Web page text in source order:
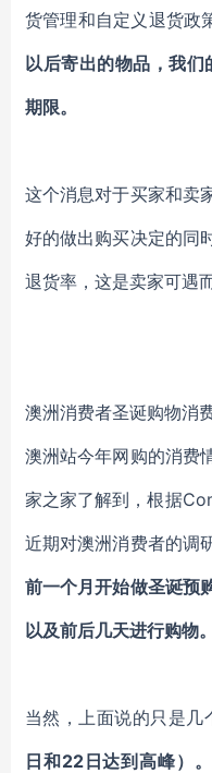
货管理和自定义退货政
以后寄出的物品，我
期限。
这个消息对于买家和卖
好的做出购买决定的同
退货率，这是卖家可遇
澳洲消费者圣诞购物消
澳洲站今年网购的消费
家之家了解到，根据
近期对澳洲消费者的调
前一个月开始做圣诞预
以及前后几天进行购物。
当然，上面说的只是几
日和22日达到高峰）。